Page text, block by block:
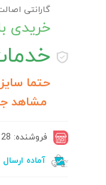
گارانتی
خریدی
حتما
مشاهد
فروشنده: 13080128
آماده ارسال